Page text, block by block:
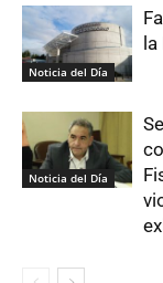
Noticia del Día
la
Noticia del Día